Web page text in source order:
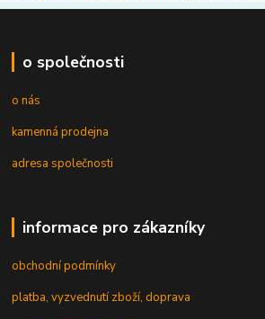
o společnosti
o nás
kamenná prodejna
adresa společnosti
informace pro zákazníky
obchodní podmínky
platba, vyzvednutí zboží, doprava